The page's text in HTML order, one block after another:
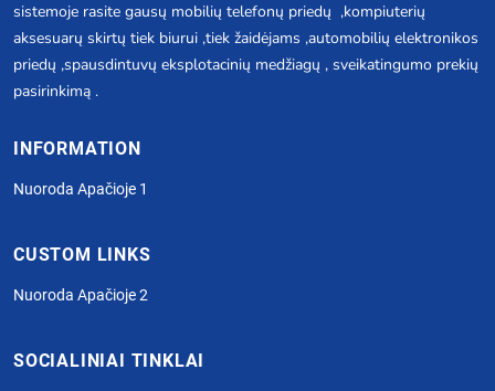
sistemoje rasite gausų mobilių telefonų priedų ,kompiuterių
aksesuarų skirtų tiek biurui ,tiek žaidėjams ,automobilių elektronikos
priedų ,spausdintuvų eksplotacinių medžiagų , sveikatingumo prekių
pasirinkimą .
INFORMATION
Nuoroda Apačioje 1
CUSTOM LINKS
Nuoroda Apačioje 2
SOCIALINIAI TINKLAI